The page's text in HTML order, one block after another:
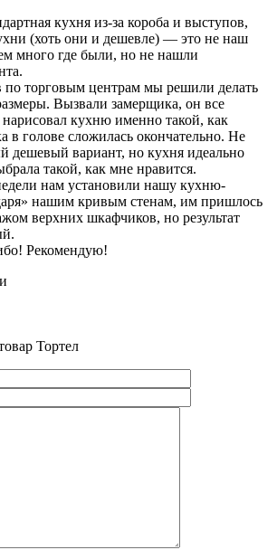
кухня из-за короба и выступов,
(хоть они и дешевле) — это не наш
много где были, но не нашли
по торговым центрам мы решили делать
Вызвали замерщика, он все
кухню именно такой, как
в голове сложилась окончательно. Не
дешевый вариант, но кухня идеально
такой, как мне нравится.
нам установили нашу кухню-
нашим кривым стенам, им пришлось
верхних шкафчиков, но результат
Рекомендую!
Тортел